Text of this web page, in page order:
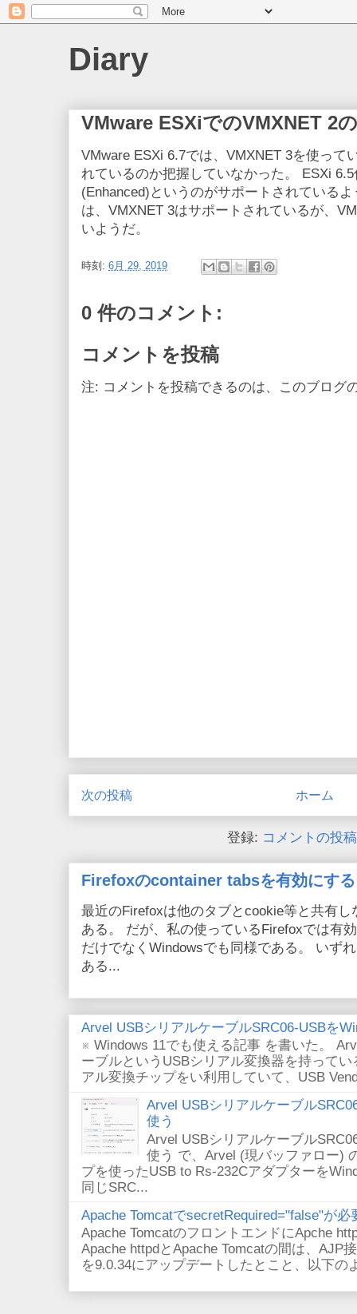
Diary
VMware ESXiでのVMXNET 2
VMware ESXi 6.7では、VMXNET 3を使って
れているのか把握していなかった。 ESXi
(Enhanced)というのがサポートされている
は、VMXNET 3はサポートされているが、
いようだ。
時刻: 6月 29, 2019
0 件のコメント:
コメントを投稿
注: コメントを投稿できるのは、このブログ
次の投稿 ホーム
登録: コメントの投
Firefoxのcontainer tabsを有効にする
最近のFirefoxは他のタブとcookie等と共有
ある。 だが、私の使っているFirefoxでは有
だけでなくWindowsでも同様である。 いず
ある...
Arvel USBシリアルケーブルSRC06-USBを
※ Windows 11でも使える記事 を書いた。
ーブルというUSBシリアル変換器を持って
アル変換チップをい利用していて、USB
Arvel USBシリアルケーブル
使う
Arvel USBシリアルケーブル
使う で、Arvel (現バッファロー)
プを使ったUSB to Rs-232Cアダプターを
同じSRC...
Apache TomcatでsecretRequired="false"が必
Apache TomcatのフロントエンドにApche
Apache httpdとApache Tomcatの間は、AJP
を9.0.34にアップデートしたとこと、以下の